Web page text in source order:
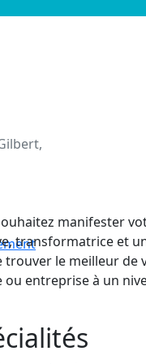
manifester
transformatrice et
trouver le meilleur de
ou entreprise à un